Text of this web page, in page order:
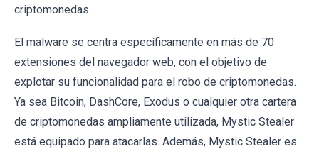
criptomonedas.
El malware se centra específicamente en más de 70
extensiones del navegador web, con el objetivo de
explotar su funcionalidad para el robo de criptomonedas.
Ya sea Bitcoin, DashCore, Exodus o cualquier otra cartera
de criptomonedas ampliamente utilizada, Mystic Stealer
está equipado para atacarlas. Además, Mystic Stealer es